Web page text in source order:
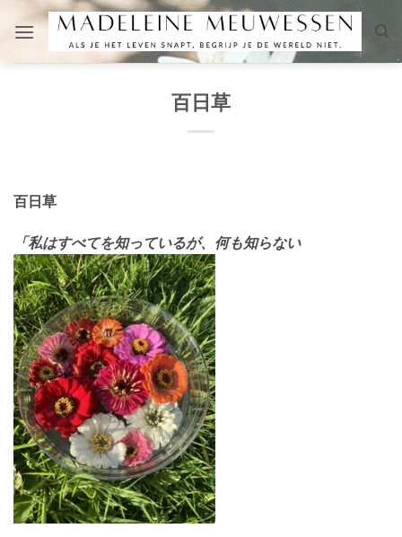
content
百日草
百日草
「私はすべてを知っているが、何も知らない